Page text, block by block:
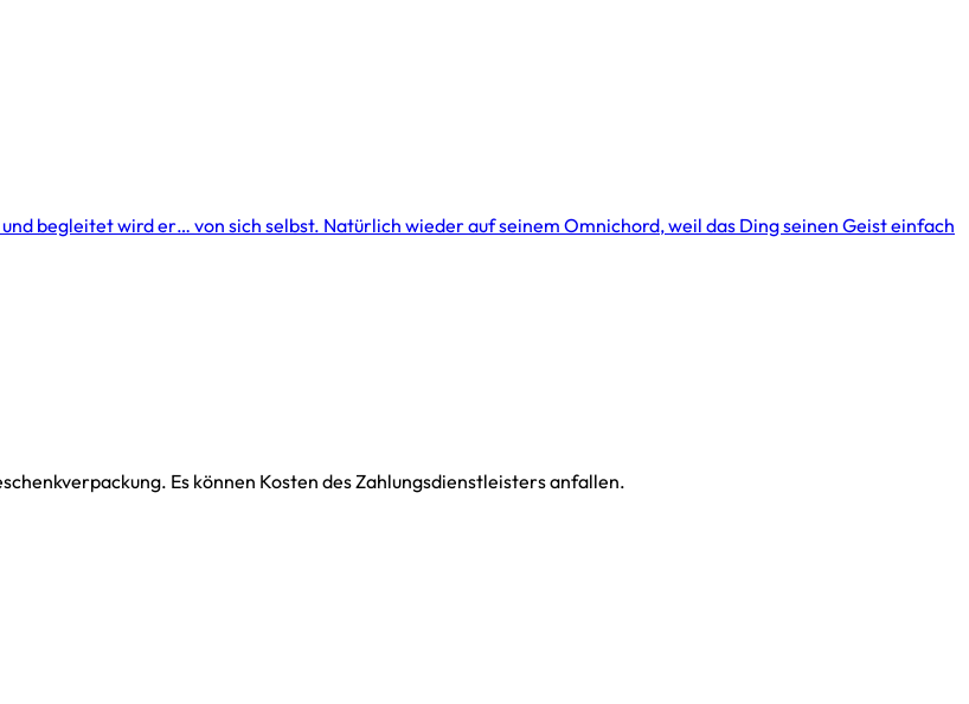
begleitet wird er… von sich selbst. Natürlich wieder auf seinem Omnichord, weil das Ding seinen Geist einfach
Es können Kosten des Zahlungsdienstleisters anfallen.